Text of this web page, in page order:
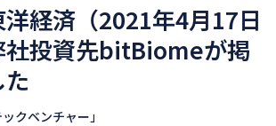
洋経済（2021年4月17日
社投資先bitBiomeが掲
クベンチャー」